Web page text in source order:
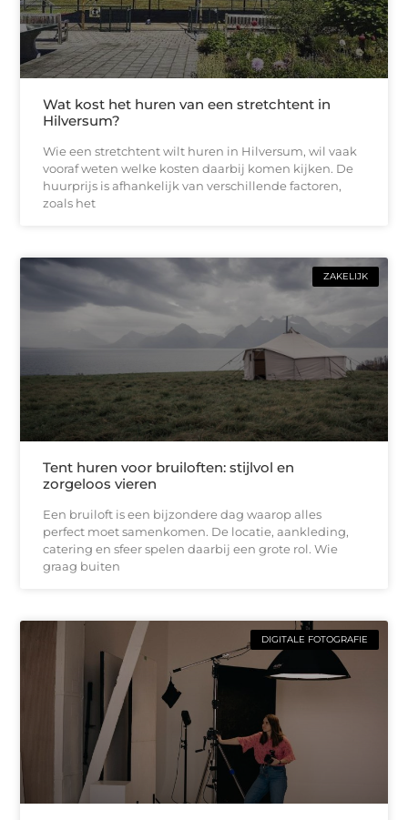
Wat kost het huren van een stretchtent in
Hilversum?
Wie een stretchtent wilt huren in Hilversum, wil vaak
vooraf weten welke kosten daarbij komen kijken. De
huurprijs is afhankelijk van verschillende factoren,
zoals het
ZAKELIJK
Tent huren voor bruiloften: stijlvol en
zorgeloos vieren
Een bruiloft is een bijzondere dag waarop alles
perfect moet samenkomen. De locatie, aankleding,
catering en sfeer spelen daarbij een grote rol. Wie
graag buiten
DIGITALE FOTOGRAFIE